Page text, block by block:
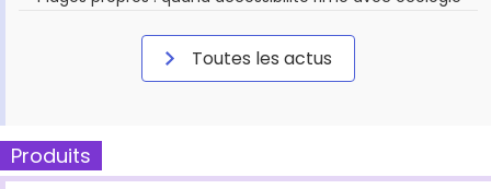
Toutes les actus
Produits